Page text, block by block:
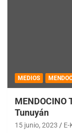
MEDIOS
MENDOCINO
Tunuyán
15 junio, 2023 E-